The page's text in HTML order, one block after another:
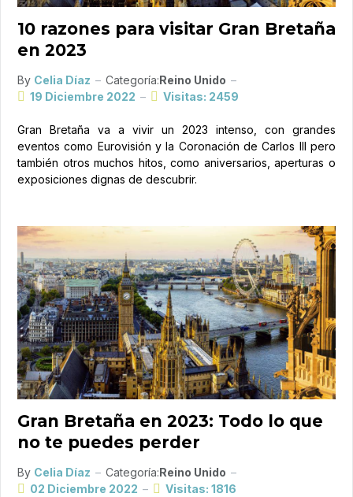
10 razones para visitar Gran Bretaña
en 2023
By Celia Díaz Categoría:Reino Unido
19 Diciembre 2022
Visitas: 2459
Gran Bretaña va a vivir un 2023 intenso, con grandes
eventos como Eurovisión y la Coronación de Carlos III pero
también otros muchos hitos, como aniversarios, aperturas o
exposiciones dignas de descubrir.
Gran Bretaña en 2023: Todo lo que
no te puedes perder
By Celia Díaz Categoría: Reino Unido
02 Diciembre 2022
Visitas: 1816